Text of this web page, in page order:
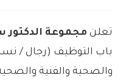
تعلن مجموعة الدكتور
باب التوظيف (رجال /
والصحية والفنية